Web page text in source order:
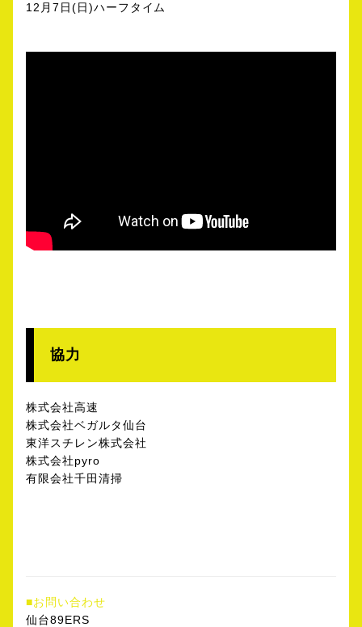
12月7日(日)ハーフタイム
協力
株式会社高速
株式会社ベガルタ仙台
東洋スチレン株式会社
株式会社pyro
有限会社千田清掃
■お問い合わせ
仙台89ERS